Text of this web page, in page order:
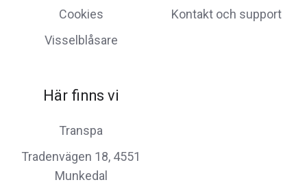
Cookies
Visselblåsare
Kontakt och support
Här finns vi
Transpa
Tradenvägen 18, 4551
Munkedal